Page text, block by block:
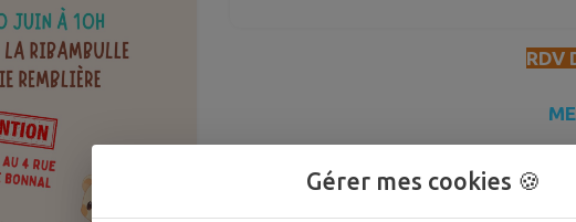
RDV
Gérer mes cookies 🍪